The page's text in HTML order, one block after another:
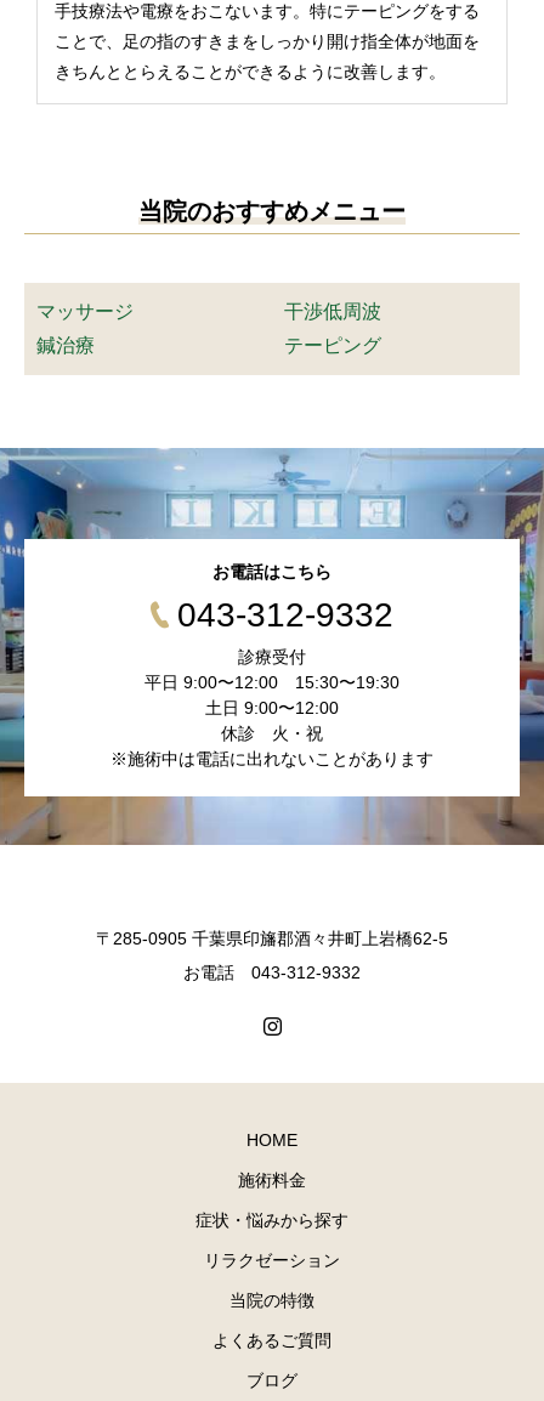
手技療法や電療をおこないます。特にテーピングをする
ことで、足の指のすきまをしっかり開け指全体が地面を
きちんととらえることができるように改善します。
当院のおすすめメニュー
マッサージ
鍼治療
干渉低周波
テーピング
お電話はこちら
043-312-9332
診療受付
平日 9:00〜12:00 15:30〜19:30
土日 9:00〜12:00
休診 火・祝
※施術中は電話に出れないことがあります
〒285-0905 千葉県印旛郡酒々井町上岩橋62-5
お電話 043-312-9332
HOME
施術料金
症状・悩みから探す
リラクゼーション
当院の特徴
よくあるご質問
ブログ